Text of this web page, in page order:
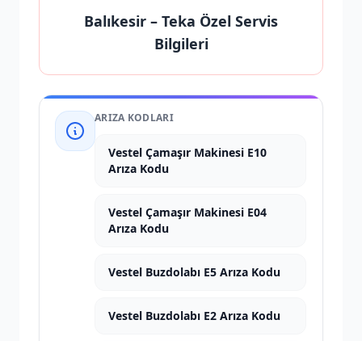
Balıkesir – Teka Özel Servis
Bilgileri
ARIZA KODLARI
Vestel Çamaşır Makinesi E10
Arıza Kodu
Vestel Çamaşır Makinesi E04
Arıza Kodu
Vestel Buzdolabı E5 Arıza Kodu
Vestel Buzdolabı E2 Arıza Kodu